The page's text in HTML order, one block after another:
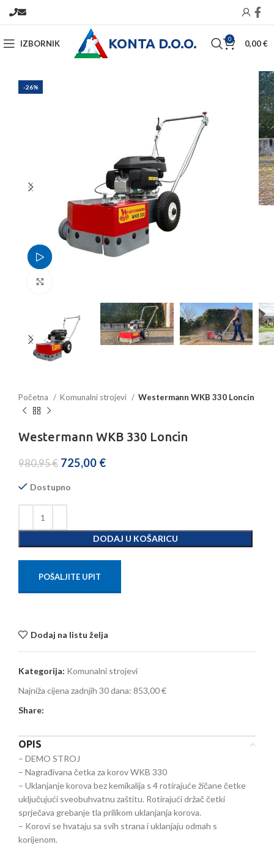
IZBORNIK KONTA D.O.O. 0 0,00€
-26%
Početna Komunalni strojevi Westermann WKB 330 Loncin
Westermann WKB 330 Loncin
980,95€ 725,00 €
Dostupno
DODAJ U KOŠARICU
POŠALJITE UPIT
Dodaj na listu želja
Kategorija: Komunalni strojevi
Najniža cijena zadnjih 30 dana: 853,00 €
Share:
OPIS
– DEMO STROJ
– Nagrađivana četka za korov WKB 330
– Uklanjanje korova bez kemikalija s 4 rotirajuće žičane četke
uključujući sveobuhvatnu zaštitu. Rotirajući držač četki
sprječava grebanje tla prilikom uklanjanja korova.
– Korovi se hvataju sa svih strana i uklanjaju odmah s
korijenom.